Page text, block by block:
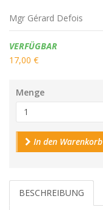
Mgr Gérard Defois
Verfügbarkeit:
VERFÜGBAR
17,00 €
Menge
In den Warenkorb
BESCHREIBUNG